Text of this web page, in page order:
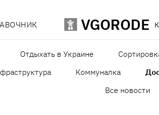
VGORODE
Отдыхать в Украине
Коммуналка
Все новости